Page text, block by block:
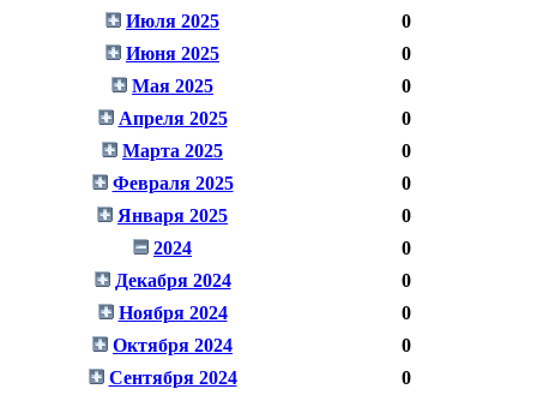
Июля 2025
0
Июня 2025
0
Мая 2025
0
Апреля 2025
0
Марта 2025
0
Февраля 2025
0
Января 2025
0
2024
0
Декабря 2024
0
Ноября 2024
0
Октября 2024
0
Сентября 2024
0